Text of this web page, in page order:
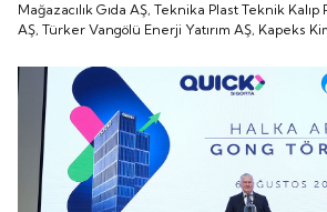
Türker Vangölü Enerji Yatırım AŞ,
Sanayi AŞ'nin halka arzlarına onay
Mağazacılık Gıda AŞ, Teknika Plast Teknik
AŞ, Türker Vangölü Enerji Yatırım AŞ, Kapeks